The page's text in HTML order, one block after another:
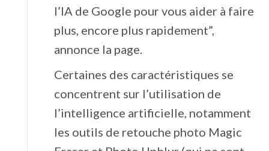
l’IA de Google pour vous aider à faire
plus, encore plus rapidement”,
annonce la page.
Certaines des caractéristiques se
concentrent sur l’utilisation de
l’intelligence artificielle, notamment
les outils de retouche photo Magic